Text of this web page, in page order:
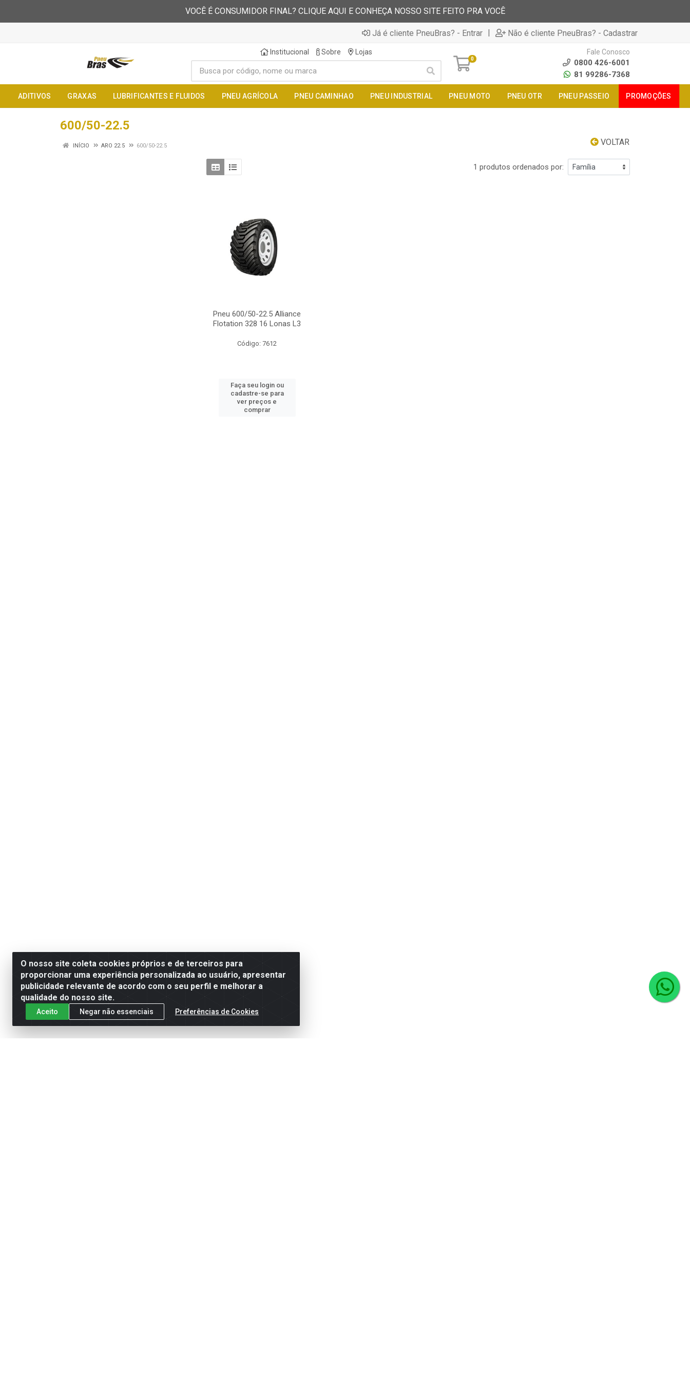
VOCÊ É CONSUMIDOR FINAL? CLIQUE AQUI E CONHEÇA NOSSO SITE FEITO PRA VOCÊ
Já é cliente PneuBras? - Entrar | Não é cliente PneuBras? - Cadastrar
Institucional Sobre Lojas
0
Fale Conosco
0800 426-6001
81 99286-7368
ADITIVOS GRAXAS LUBRIFICANTES E FLUIDOS PNEU AGRÍCOLA PNEU CAMINHAO PNEU INDUSTRIAL PNEU MOTO PNEU OTR PNEU PASSEIO PROMOÇÕES
600/50-22.5
VOLTAR
INÍCIO ARO 22.5 600/50-22.5
1 produtos ordenados por:
Pneu 600/50-22.5 Alliance
Flotation 328 16 Lonas L3
Código: 7612
Faça seu login ou
cadastre-se para
ver preços e
comprar
O nosso site coleta cookies próprios e de terceiros para
proporcionar uma experiência personalizada ao usuário, apresentar
publicidade relevante de acordo com o seu perfil e melhorar a
qualidade do nosso site.
Aceito Negar não essenciais Preferências de Cookies